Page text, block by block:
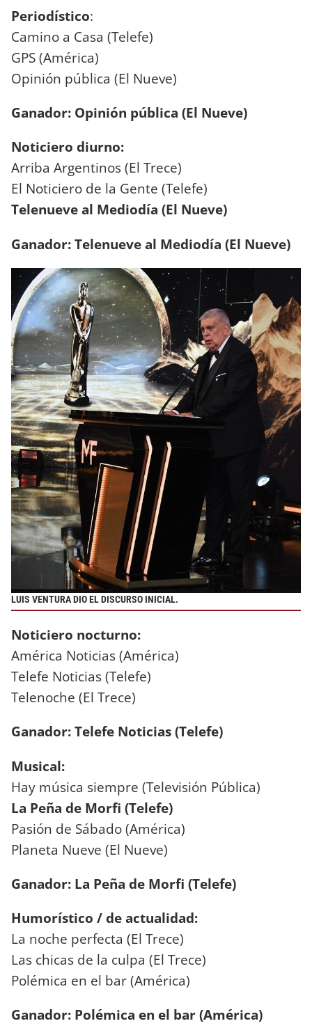
Periodístico:
Camino a Casa (Telefe)
GPS (América)
Opinión pública (El Nueve)
Ganador: Opinión pública (El Nueve)
Noticiero diurno:
Arriba Argentinos (El Trece)
El Noticiero de la Gente (Telefe)
Telenueve al Mediodía (El Nueve)
Ganador: Telenueve al Mediodía (El Nueve)
LUIS VENTURA DIO EL DISCURSO INICIAL.
Noticiero nocturno:
América Noticias (América)
Telefe Noticias (Telefe)
Telenoche (El Trece)
Ganador: Telefe Noticias (Telefe)
Musical:
Hay música siempre (Televisión Pública)
La Peña de Morfi (Telefe)
Pasión de Sábado (América)
Planeta Nueve (El Nueve)
Ganador: La Peña de Morfi (Telefe)
Humorístico / de actualidad:
La noche perfecta (El Trece)
Las chicas de la culpa (El Trece)
Polémica en el bar (América)
Ganador: Polémica en el bar (América)